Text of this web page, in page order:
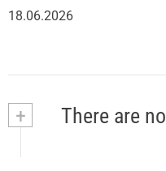
18.06.2026
+ There are